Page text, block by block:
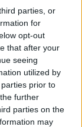
parties, or
for
opt-out
that after your
seeing
utilized by
prior to
further
parties on the
may